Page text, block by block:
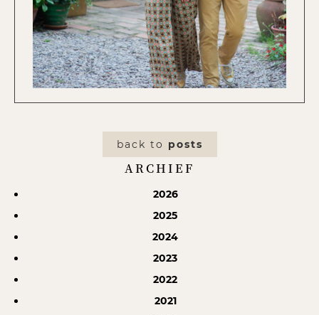
back to posts
ARCHIEF
2026
2025
2024
2023
2022
2021